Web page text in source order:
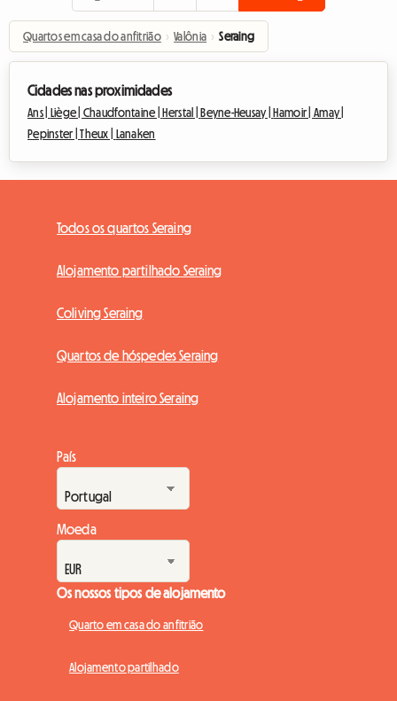
Quartos em casa do anfitrião › Valônia › Seraing
Cidades nas proximidades
Ans | Liège | Chaudfontaine |Herstal |Beyne-Heusay |Hamoir | Amay |
Pepinster |Theux | Lanaken
Todos os quartos Seraing
Alojamento partilhado Seraing
Coliving Seraing
Quartos de hóspedes Seraing
Alojamento inteiro Seraing
País
Moeda
Os nossos tipos de alojamento
Quarto em casa do anfitrião
Alojamento partilhado